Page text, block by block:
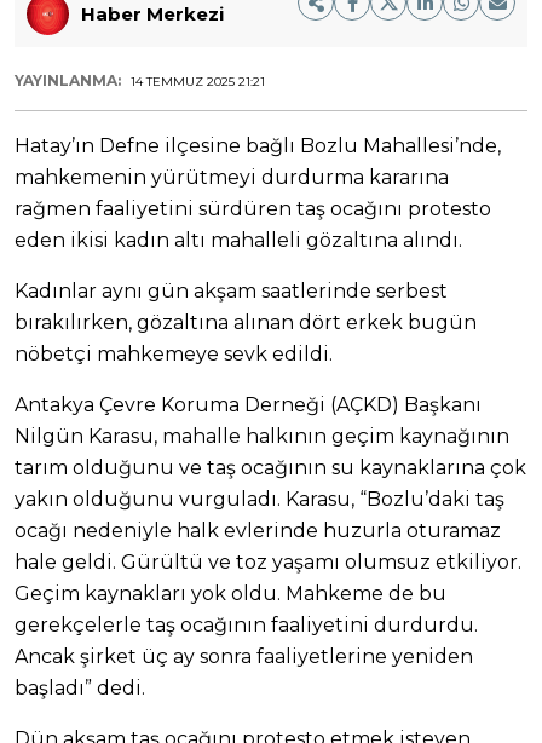
Haber Merkezi
YAYINLANMA: 14 TEMMUZ 2025 21:21
Hatay’ın Defne ilçesine bağlı Bozlu Mahallesi’nde,
mahkemenin yürütmeyi durdurma kararına
rağmen faaliyetini sürdüren taş ocağını protesto
eden ikisi kadın altı mahalleli gözaltına alındı.
Kadınlar aynı gün akşam saatlerinde serbest
bırakılırken, gözaltına alınan dört erkek bugün
nöbetçi mahkemeye sevk edildi.
Antakya Çevre Koruma Derneği (AÇKD) Başkanı
Nilgün Karasu, mahalle halkının geçim kaynağının
tarım olduğunu ve taş ocağının su kaynaklarına çok
yakın olduğunu vurguladı. Karasu, “Bozlu’daki taş
ocağı nedeniyle halk evlerinde huzurla oturamaz
hale geldi. Gürültü ve toz yaşamı olumsuz etkiliyor.
Geçim kaynakları yok oldu. Mahkeme de bu
gerekçelerle taş ocağının faaliyetini durdurdu.
Ancak şirket üç ay sonra faaliyetlerine yeniden
başladı” dedi.